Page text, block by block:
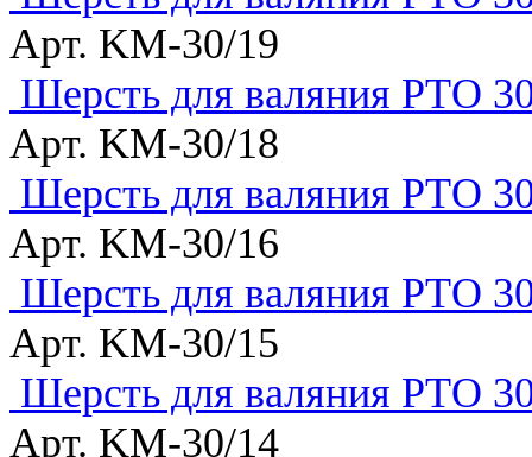
Арт. KM-30/19
Шерсть для валяния РТО
Арт. KM-30/18
Шерсть для валяния РТО
Арт. KM-30/16
Шерсть для валяния РТО
Арт. KM-30/15
Шерсть для валяния РТО
Арт. KM-30/14